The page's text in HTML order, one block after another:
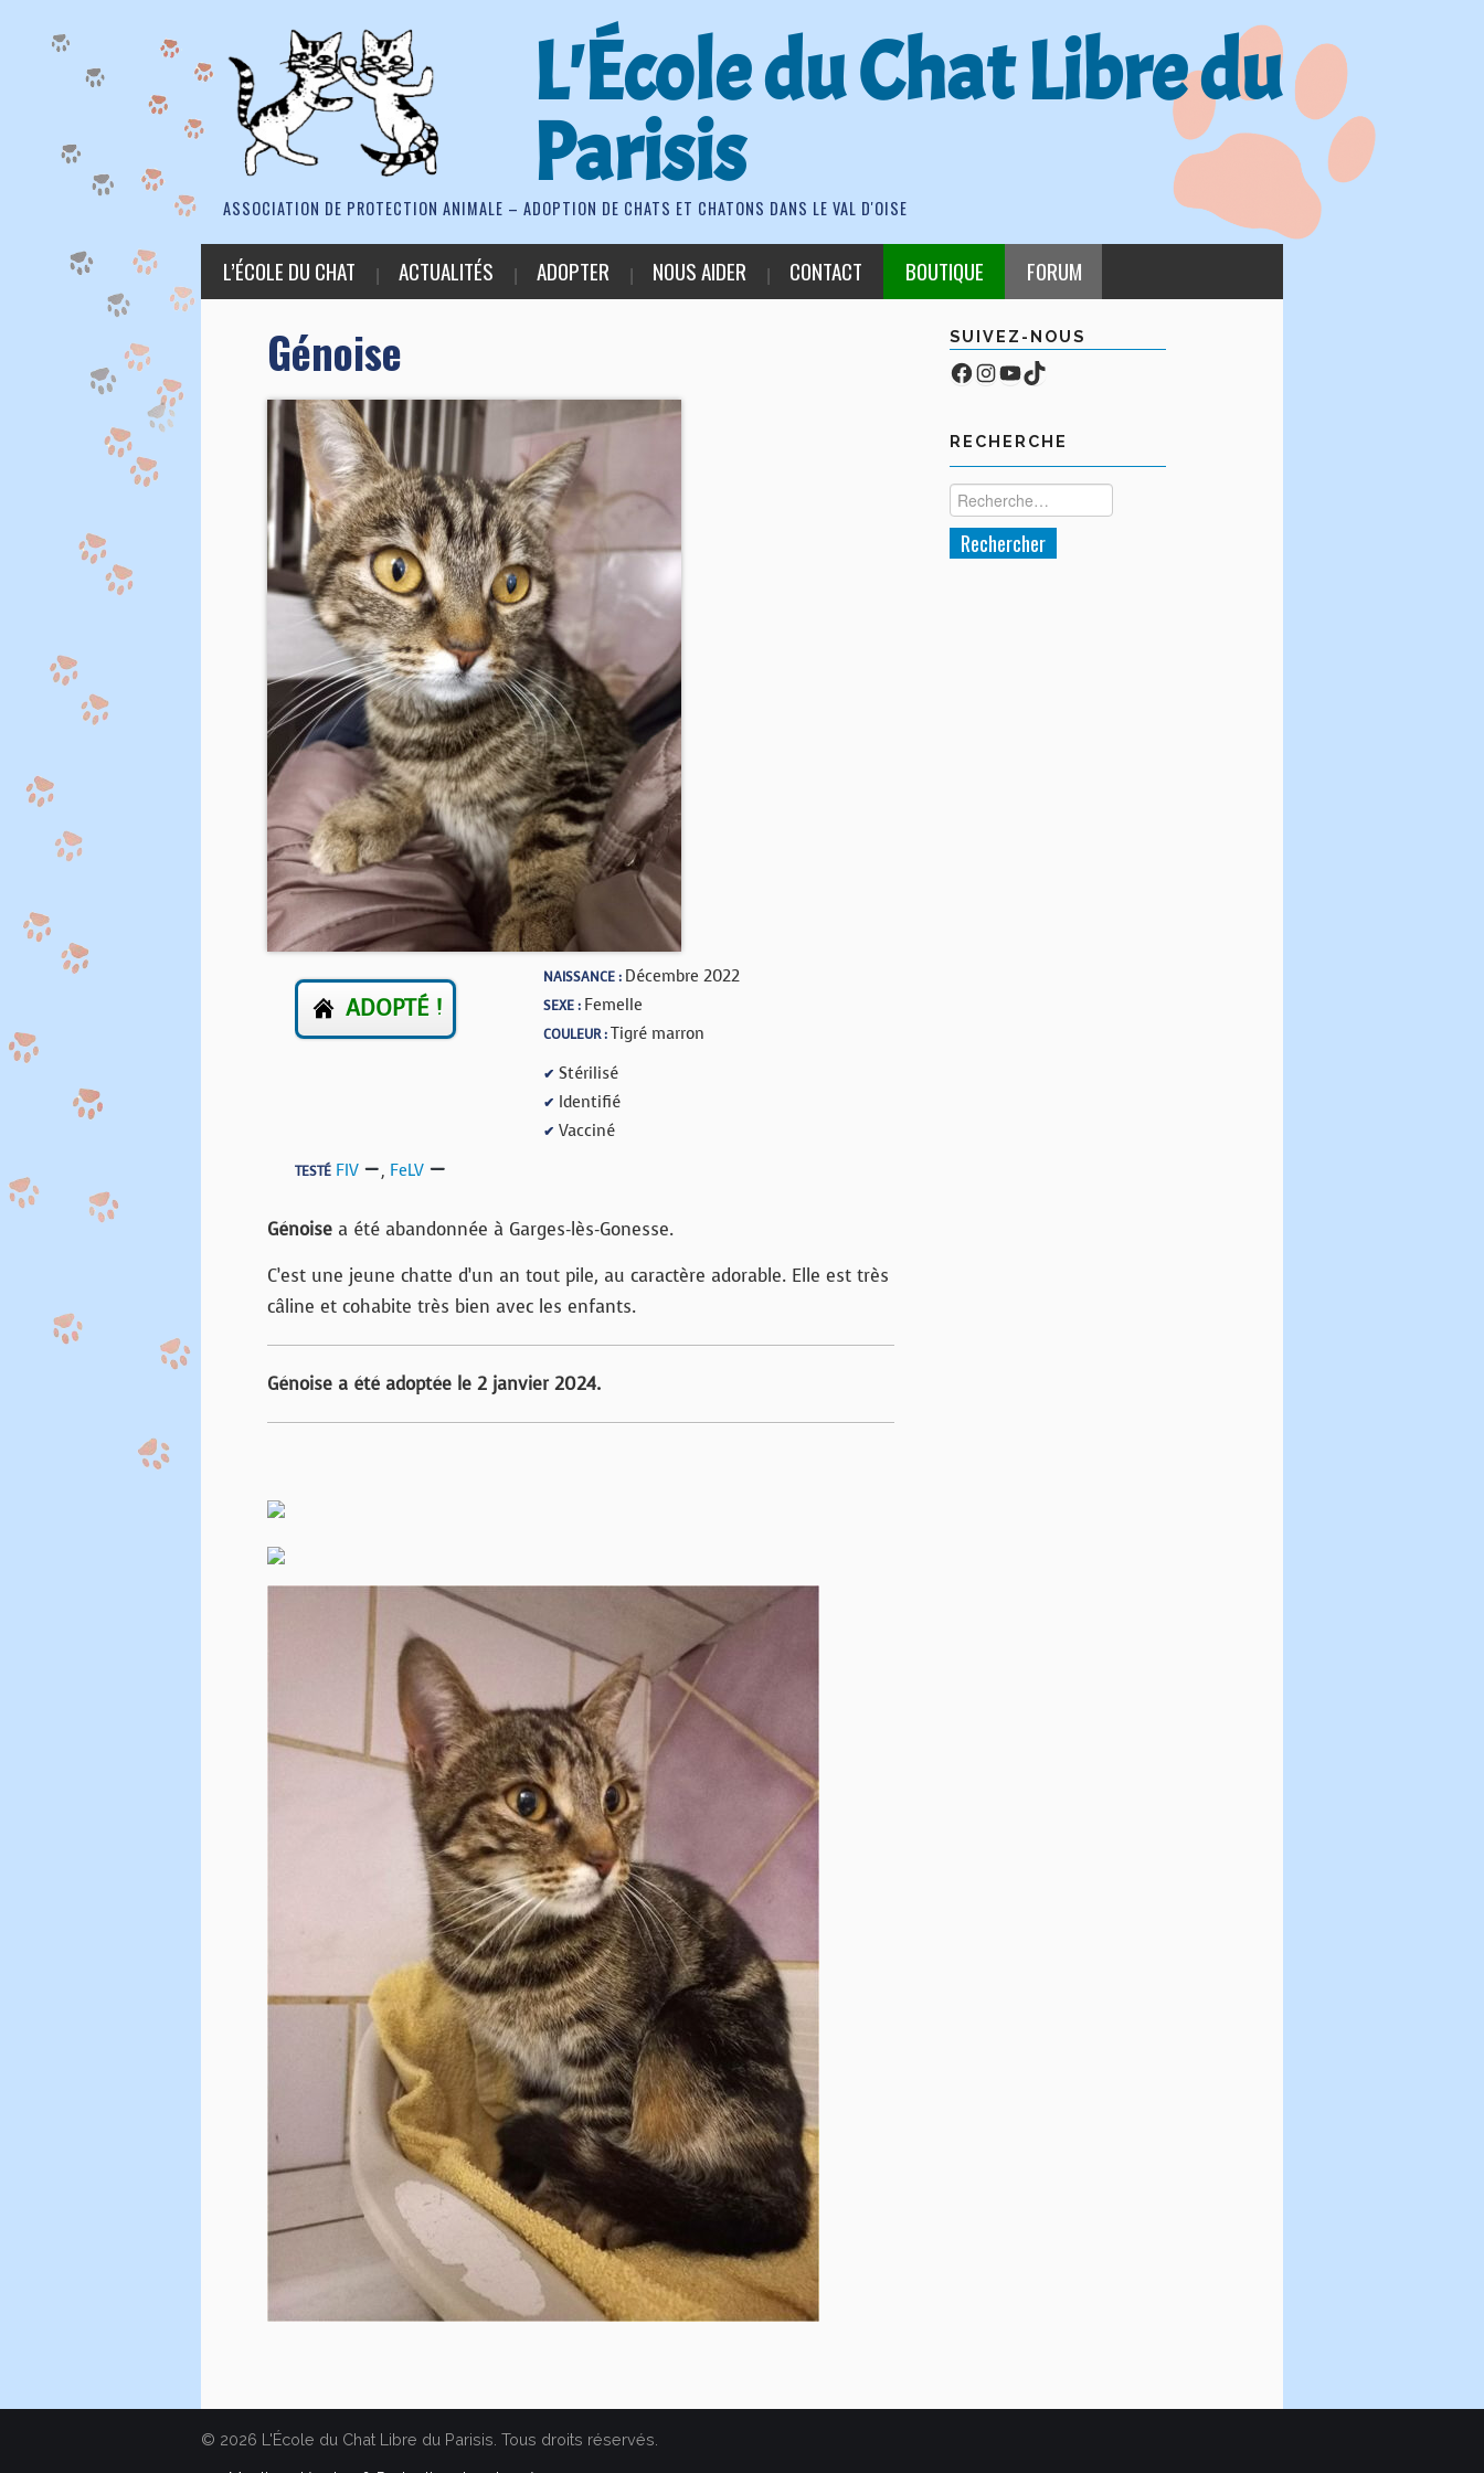
L'École du Chat Libre du
Parisis
ASSOCIATION DE PROTECTION ANIMALE – ADOPTION DE CHATS ET CHATONS DANS LE VAL D'OISE
L’ÉCOLE DU CHAT ACTUALITÉS ADOPTER NOUS AIDER CONTACT BOUTIQUE FORUM
Génoise
ADOPTÉ !
NAISSANCE : Décembre 2022
SEXE : Femelle
COULEUR :Tigré marron
✔ Stérilisé
✔ Identifié
✔ Vacciné
TESTÉ FIV , FeLV
Génoise a été abandonnée à Garges-lès-Gonesse.
C’est une jeune chatte d’un an tout pile, au caractère adorable. Elle est très
câline et cohabite très bien avec les enfants.
Génoise a été adoptée le 2 janvier 2024.
SUIVEZ-NOUS
Facebook
Compte Instagram
YouTube
TikTok
RECHERCHE
© 2026 L'École du Chat Libre du Parisis. Tous droits réservés.